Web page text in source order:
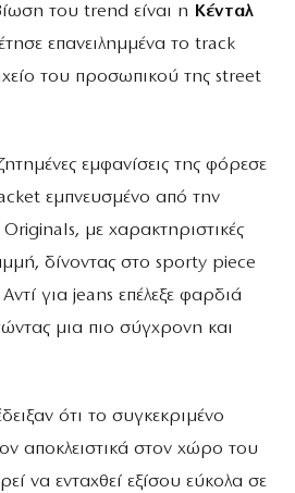
του trend είναι η Κένταλ
επανειλημμένα το track
του προσωπικού της street
εμφανίσεις της φόρεσε
εμπνευσμένο από την
με χαρακτηριστικές
δίνοντας στο sporty piece
για jeans επέλεξε φαρδιά
μια πιο σύγχρονη και
ότι το συγκεκριμένο
αποκλειστικά στον χώρο του
να ενταχθεί εξίσου εύκολα σε